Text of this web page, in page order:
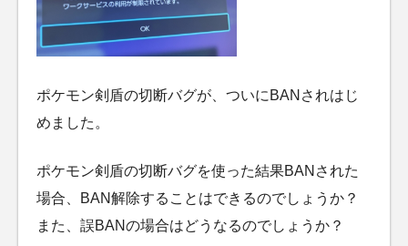
ポケモン剣盾の切断バグが、ついにBANされはじ
めました。
ポケモン剣盾の切断バグを使った結果BANされた
場合、BAN解除することはできるのでしょうか？
また、誤BANの場合はどうなるのでしょうか？